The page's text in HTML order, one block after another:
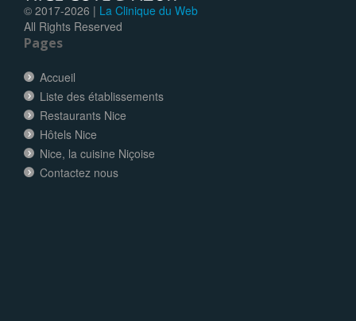
© 2017-2026 | La Clinique du Web
All Rights Reserved
Pages
Accueil
Liste des établissements
Restaurants Nice
Hôtels Nice
Nice, la cuisine Niçoise
Contactez nous